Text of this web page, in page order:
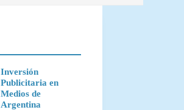
Inversión
Publicitaria en
Medios de
Argentina